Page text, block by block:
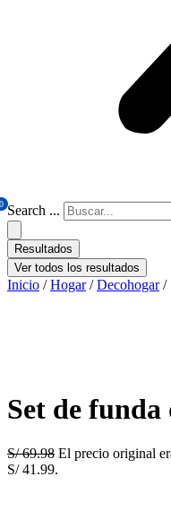
0 Search ...
Resultados
Ver todos los resultados
Inicio /Hogar/Decohogar/
Set de
S/69.98 El precio original
S/ 41.99.